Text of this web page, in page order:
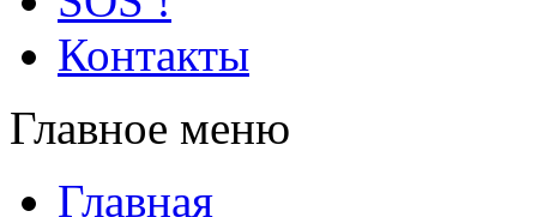
Контакты
Главное меню
Главная